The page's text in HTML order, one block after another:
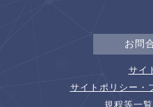
お問
サイ
サイトポリシー・
規程等一